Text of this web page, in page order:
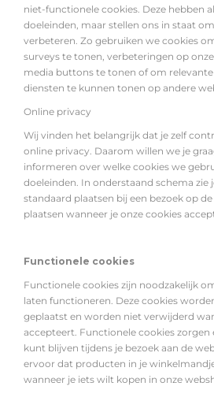
niet-functionele cookies. Deze hebben
doeleinden, maar stellen ons in staat
verbeteren. Zo gebruiken we cookies
surveys te tonen, verbeteringen op
media buttons te tonen of om
diensten te kunnen tonen op andere
Online privacy
Wij vinden het belangrijk dat je zelf
online privacy. Daarom willen we je
informeren over welke cookies we
doeleinden. In onderstaand schema zie
standaard plaatsen bij een bezoek op
plaatsen wanneer je onze cookies
Functionele cookies
Functionele cookies zijn noodzakelijk
laten functioneren. Deze cookies
geplaatst en worden niet verwijderd
accepteert. Functionele cookies zorgen
kunt blijven tijdens je bezoek aan de
ervoor dat producten in je
wanneer je iets wilt kopen in onze